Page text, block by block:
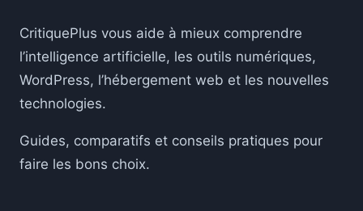
CritiquePlus vous aide à mieux comprendre
l’intelligence artificielle, les outils numériques,
WordPress, l’hébergement web et les nouvelles
technologies.
Guides, comparatifs et conseils pratiques pour
faire les bons choix.